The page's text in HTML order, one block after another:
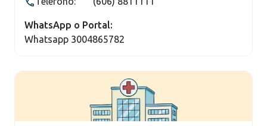
WhatsApp o Portal:
Whatsapp 3004865782